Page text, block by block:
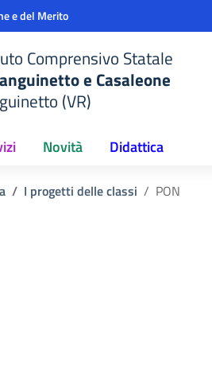
e del Merito
Comprensivo Statale
e Casaleone
(VR)
Novità Didattica
I progetti delle classi PON